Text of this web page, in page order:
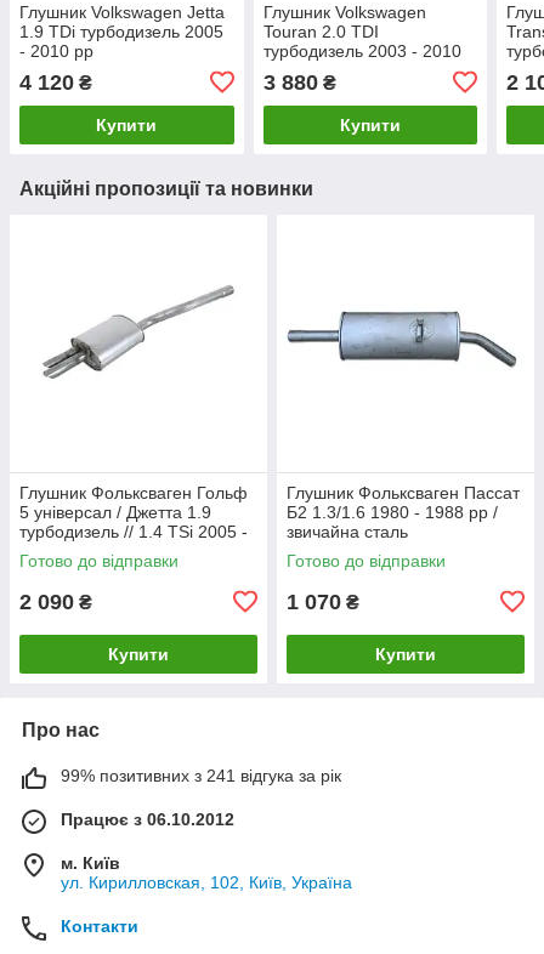
Глушник Volkswagen Jetta
1.9 TDi турбодизель 2005
- 2010 рр
4 120 ₴
Купити
Глушник Volkswagen
Touran 2.0 TDI
турбодизель 2003 - 2010
3 880₴
Купити
2
Акційні пропозиції та новинки
Глушник Фольксваген Гольф
5 універсал / Джетта 1.9
турбодизель // 1.4 TSi 2005 -
2010 рр Босал
Готово до відправки
2 090 ₴
Купити
Глушник Фольксваген Пассат
Б2 1.3/1.6 1980 - 1988 рр /
звичайна сталь
Готово до відправки
1 070 ₴
Купити
Про нас
99% позитивних з 241 відгука за рік
Працює з 06.10.2012
м. Київ
ул. Кирилловская, 102, Київ, Україна
Контакти